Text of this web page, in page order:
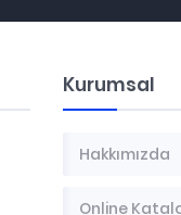
Kurumsal
Hakkımızda
Online